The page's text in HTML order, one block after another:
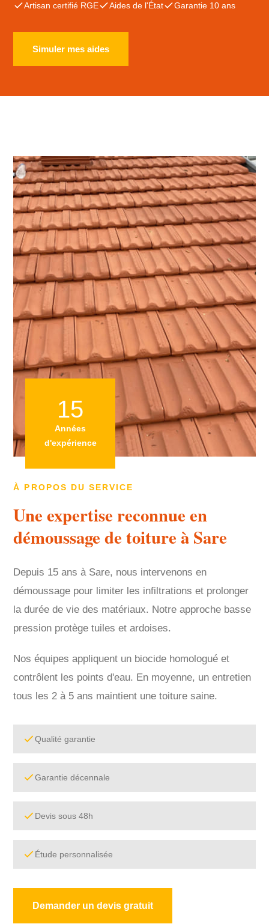
Artisan certifié RGE Aides de l'État Garantie 10 ans
Simuler mes aides
À PROPOS DU SERVICE
Une expertise reconnue en
démoussage de toiture à Sare
Depuis 15 ans à Sare, nous intervenons en
démoussage pour limiter les infiltrations et prolonger
la durée de vie des matériaux. Notre approche basse
pression protège tuiles et ardoises.
Nos équipes appliquent un biocide homologué et
contrôlent les points d'eau. En moyenne, un entretien
tous les 2 à 5 ans maintient une toiture saine.
Qualité garantie
Garantie décennale
Devis sous 48h
Étude personnalisée
Demander un devis gratuit
15
Années
d'expérience